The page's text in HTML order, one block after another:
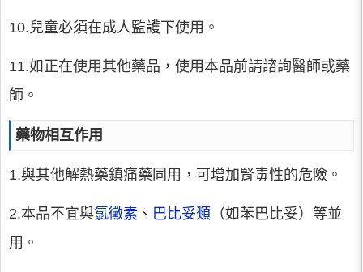
10.兒童必須在成人監護下使用。
11.如正在使用其他藥品，使用本品前請諮詢醫師或藥
師。
藥物相互作用
1.與其他解熱藥鎮痛藥同用，可增加腎毒性的危險。
2.本品不宜與氯黴素 、 巴比妥類 （如苯巴比妥）等並
用。